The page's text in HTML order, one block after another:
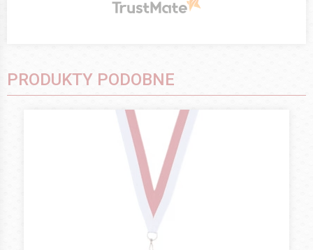
PRODUKTY PODOBNE